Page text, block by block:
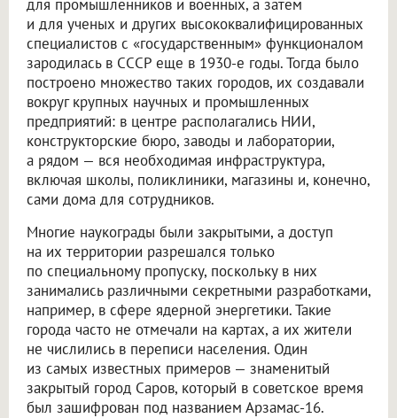
для промышленников и военных, а затем
и для ученых и других высококвалифицированных
специалистов с «государственным» функционалом
зародилась в СССР еще в 1930-е годы. Тогда было
построено множество таких городов, их создавали
вокруг крупных научных и промышленных
предприятий: в центре располагались НИИ,
конструкторские бюро, заводы и лаборатории,
а рядом — вся необходимая инфраструктура,
включая школы, поликлиники, магазины и, конечно,
сами дома для сотрудников.
Многие наукограды были закрытыми, а доступ
на их территории разрешался только
по специальному пропуску, поскольку в них
занимались различными секретными разработками,
например, в сфере ядерной энергетики. Такие
города часто не отмечали на картах, а их жители
не числились в переписи населения. Один
из самых известных примеров — знаменитый
закрытый город Саров, который в советское время
был зашифрован под названием Арзамас-16.